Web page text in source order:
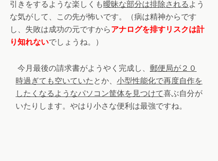
引きをするような楽しくも曖昧な部分は排除される よう
な気がして、この先が怖いです。（病は精神からです
し、失敗は成功の元ですからアナログを排すリスクは計
り知れないでしょうね。）
今月最後の請求書がようやく完成し、 郵便局が２０
時過ぎても空いていた とか、 小型性能化で再度自作を
したくなるようなパソコン筐体を見つけて喜ぶ自分が
いたりします。やはり小さな便利は最強ですね。